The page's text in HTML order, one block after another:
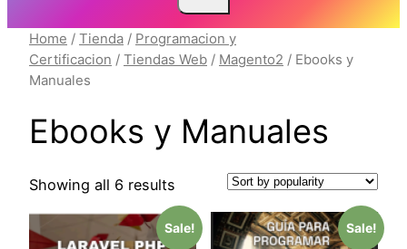
a
r
c
Home / Tienda / Programacion y
Certificacion / Tiendas Web / Magento2 / Ebooks y
Manuales
Ebooks y Manuales
Showing all 6 results
Sale! Sale!